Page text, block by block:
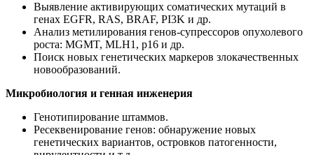
Выявление активирующих соматических мутаций в
генах EGFR, RAS, BRAF, PI3K и др.
Анализ метилирования генов-супрессоров опухолевого
роста: MGMT, MLH1, p16 и др.
Поиск новых генетических маркеров злокачественных
новообразований.
Микробиология и генная инженерия
Генотипирование штаммов.
Ресеквенирование генов: обнаружение новых
генетических вариантов, островков патогенности,